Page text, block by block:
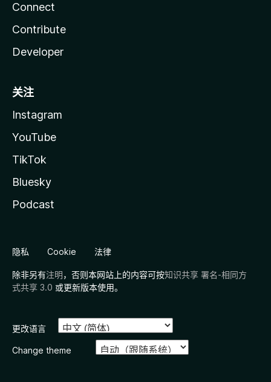
Connect
Contribute
Developer
关注
Instagram
YouTube
TikTok
Bluesky
Podcast
隐私 Cookie 法律
除非另有注明，否则本网站上的内容可按知识共享 署名-相同方
式共享 3.0 或更新版本使用。
更改语言
Change theme